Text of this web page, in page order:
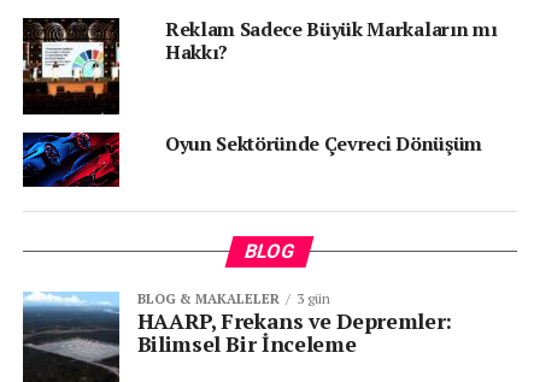
KATEGORİLER:
COIN DIJITAL
SONRAKI
Instagram Yaş Doğrulama Dönemine Video
Ekledi
Reklam Sadece Büyük Markaların mı
Hakkı?
Oyun Sektöründe Çevreci Dönüşüm
BLOG
BLOG & MAKALELER 3 gün
HAARP, Frekans ve Depremler:
Bilimsel Bir İnceleme